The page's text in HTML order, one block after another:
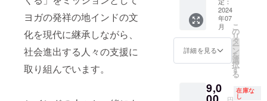
ヨガの発祥の地インドの文
化を現代に継承しながら、
社会進出する人々の支援に
取り組んでいます。
備考欄
に必ず
ご記入
ヴィー
ガン等
がある
方もお
メッ
セージ
やお手
紙に記
たいご
希望の
がござ
材料及
び添加
物等の
食品表
届けの
ラベル
す。商
率：表
地：ポ
リエス
テル
92%
ポリウ
8% 生地
スト
レッチ
しまし
た。 ア
クティ
ブウェ
アとし
部屋で
のひと
過ごす
スペ
シャル
キャン
ドルナ
イト そ
してお
パンツ
をお選
2024
年07
月
詳細を見る
こ
の
リ
タ
ー
ン
を
選
択
す
る
9,0
円
在庫な
し